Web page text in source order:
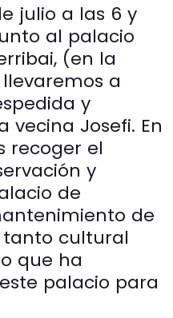
julio a las 6 y
al palacio
(en la
a
y
vecina Josefi. En
recoger el
y
de
de
cultural
que ha
palacio para